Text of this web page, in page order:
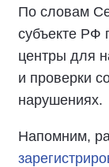
По словам
субъекте РФ
центры для
и проверки
нарушениях.
Напомним,